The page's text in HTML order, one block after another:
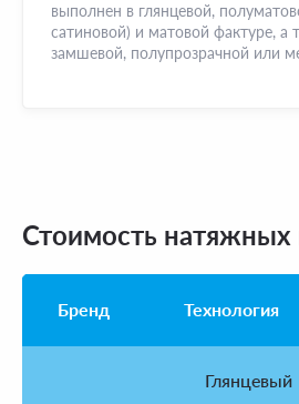
выполнен в глянцевой,
сатиновой) и матовой фактуре, а
замшевой, полупрозрачной или
Стоимость натяжных
Бренд Технология
Глянцевый